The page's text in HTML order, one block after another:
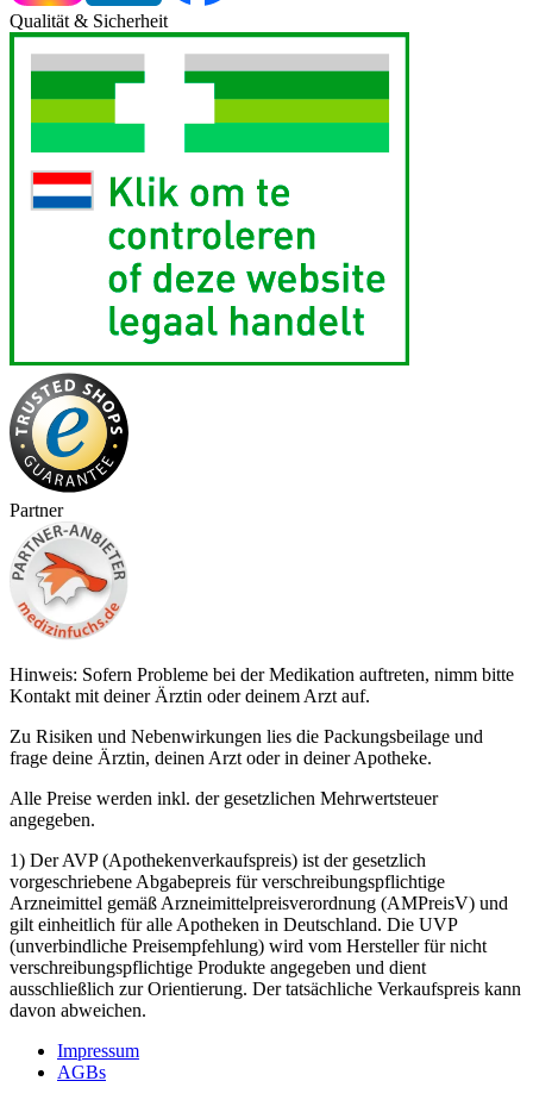
Qualität & Sicherheit
Partner
Hinweis: Sofern Probleme bei der Medikation auftreten, nimm bitte
Kontakt mit deiner Ärztin oder deinem Arzt auf.
Zu Risiken und Nebenwirkungen lies die Packungsbeilage und
frage deine Ärztin, deinen Arzt oder in deiner Apotheke.
Alle Preise werden inkl. der gesetzlichen Mehrwertsteuer
angegeben.
1) Der AVP (Apothekenverkaufspreis) ist der gesetzlich
vorgeschriebene Abgabepreis für verschreibungspflichtige
Arzneimittel gemäß Arzneimittelpreisverordnung (AMPreisV) und
gilt einheitlich für alle Apotheken in Deutschland. Die UVP
(unverbindliche Preisempfehlung) wird vom Hersteller für nicht
verschreibungspflichtige Produkte angegeben und dient
ausschließlich zur Orientierung. Der tatsächliche Verkaufspreis kann
davon abweichen.
Impressum
AGBs